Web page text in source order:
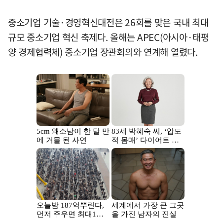
중소기업 기술·경영혁신대전은 26회를 맞은 국내 최대
규모 중소기업 혁신 축제다. 올해는 APEC(아시아·태평
양 경제협력체) 중소기업 장관회의와 연계해 열렸다.